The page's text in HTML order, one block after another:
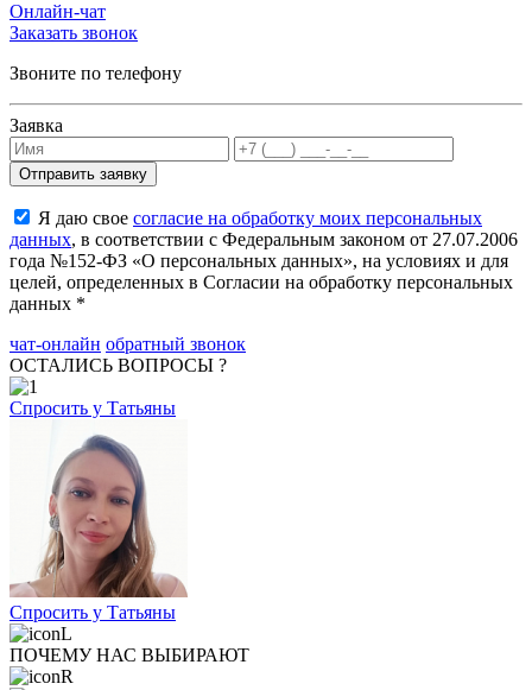
Онлайн-чат
Заказать звонок
Звоните по телефону
Заявка
Я даю свое согласие на обработку моих персональных
данных, в соответствии с Федеральным законом от 27.07.2006
года №152-ФЗ «О персональных данных», на условиях и для
целей, определенных в Согласии на обработку персональных
данных *
чат-онлайн обратный звонок
ОСТАЛИСЬ ВОПРОСЫ ?
Спросить у Татьяны
Спросить у Татьяны
ПОЧЕМУ НАС ВЫБИРАЮТ